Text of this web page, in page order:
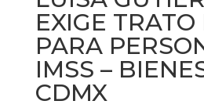
EXIGE
PARA
IMSS –
CDMX